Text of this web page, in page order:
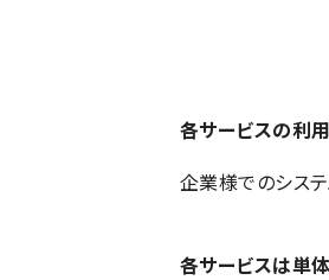
各サービスの利
企業様でのシス
各サービスは単